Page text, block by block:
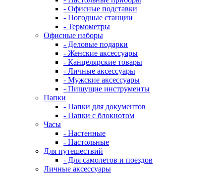
- Офисные подставки
- Погодные станции
- Термометры
Офисные наборы
- Деловые подарки
- Женские аксессуары
- Канцелярские товары
- Личные аксессуары
- Мужские аксессуары
- Пишущие инструменты
Папки
- Папки для документов
- Папки с блокнотом
Часы
- Настенные
- Настольные
Для путешествий
- Для самолетов и поездов
Личные аксессуары